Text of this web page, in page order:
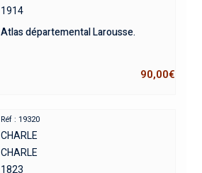
1914
Atlas départemental Larousse.
90,00€
Réf : 19320
CHARLE
CHARLE
1823